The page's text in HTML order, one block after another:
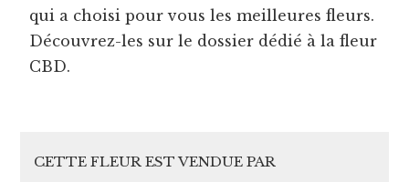
qui a choisi pour vous les meilleures fleurs.
Découvrez-les sur le dossier dédié à la fleur
CBD.
CETTE FLEUR EST VENDUE PAR